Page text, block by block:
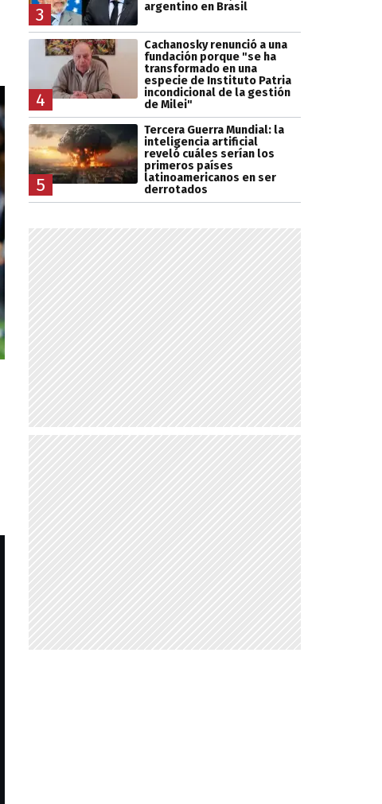
3
argentino en Brasil
4
Cachanosky renunció a una
fundación porque "se ha
transformado en una
especie de Instituto Patria
incondicional de la gestión
de Milei"
5
Tercera Guerra Mundial: la
inteligencia artificial
reveló cuáles serían los
primeros países
latinoamericanos en ser
derrotados